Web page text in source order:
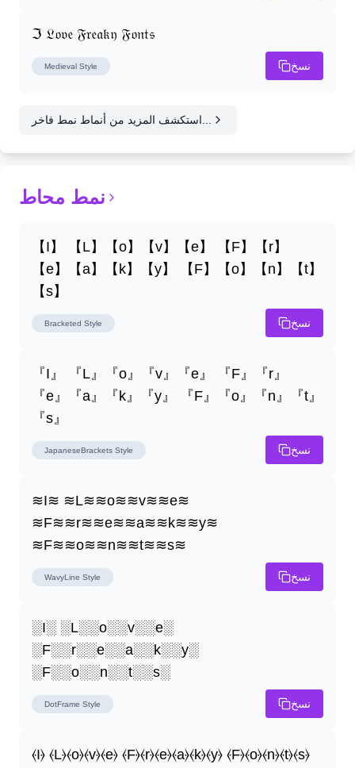
ℑ 𝔏𝔬𝔳𝔢 𝔉𝔯𝔢𝔞𝔨𝔶 𝔉𝔬𝔫𝔱𝔰
Medieval Style نسخ
نمط محاط
【I】 【L】【o】【v】【e】 【F】【r】
【e】【a】【k】【y】 【F】【o】【n】【t】
【s】
Bracketed Style نسخ
『I』 『L』『o』『v』『e』 『F』『r』
『e』『a』『k』『y』 『F』『o』『n』『t』
『s』
JapaneseBrackets Style نسخ
≋I≋ ≋L≋≋o≋≋v≋≋e≋
≋F≋≋r≋≋e≋≋a≋≋k≋≋y≋
≋F≋≋o≋≋n≋≋t≋≋s≋
WavyLine Style نسخ
░I░ ░L░░o░░v░░e░
░F░░r░░e░░a░░k░░y░
░F░░o░░n░░t░░s░
DotFrame Style نسخ
⦑I⦒ ⦑L⦒⦑o⦒⦑v⦒⦑e⦒ ⦑F⦒⦑r⦒⦑e⦒⦑a⦒⦑k⦒⦑y⦒ ⦑F⦒⦑o⦒⦑n⦒⦑t⦒⦑s⦒